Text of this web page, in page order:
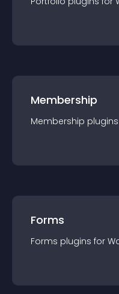
Membership
Membership plugin
Forms
Forms plugins for